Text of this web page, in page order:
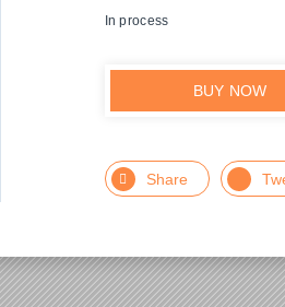
In process
BUY NOW
Facebook